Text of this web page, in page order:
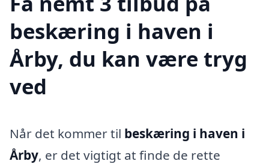
beskæring i haven i
Årby, du kan være tryg
ved
Når det kommer til beskæring i haven i
Årby, er det vigtigt at finde de rette